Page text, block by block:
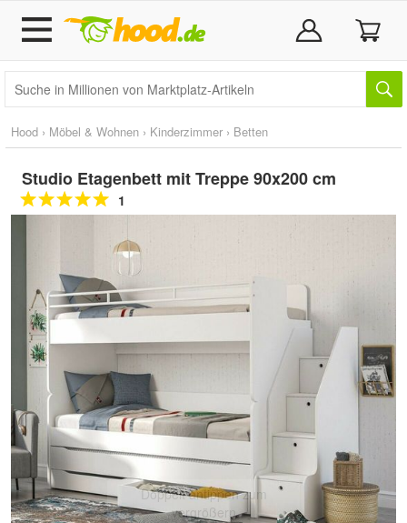
Hood › Möbel & Wohnen › Kinderzimmer › Betten
Studio Etagenbett mit Treppe 90x200 cm
1
Doppelt antippen zum
vergrößern